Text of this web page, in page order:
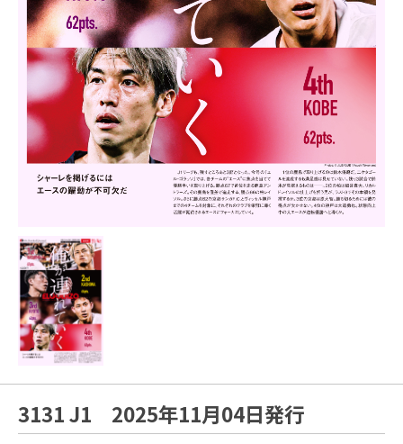
3131 J1 2025年11月04日発行